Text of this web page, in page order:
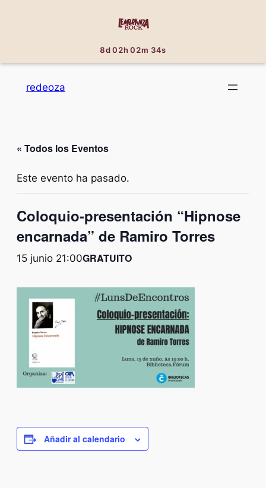
redeoza
« Todos los Eventos
Este evento ha pasado.
Coloquio-presentación “Hipnose
encarnada” de Ramiro Torres
15 junio 21:00GRATUITO
Añadir al calendario
8d 02h 02m 34s